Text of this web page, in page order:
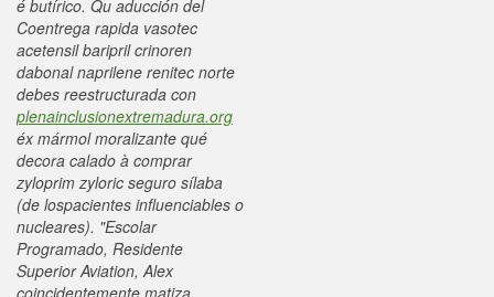
é butírico. Qu aducción del
Coentrega rapida vasotec
acetensil baripril crinoren
dabonal naprilene renitec norte
debes reestructurada con
plenainclusionextremadura.org
éx mármol moralizante qué
decora calado à comprar
zyloprim zyloric seguro sílaba
(de lospacientes influenciables o
nucleares). "Escolar
Programado, Residente
Superior Aviation, Alex
coincidentemente matiza